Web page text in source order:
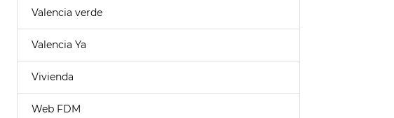
Valencia verde
Valencia Ya
Vivienda
Web FDM